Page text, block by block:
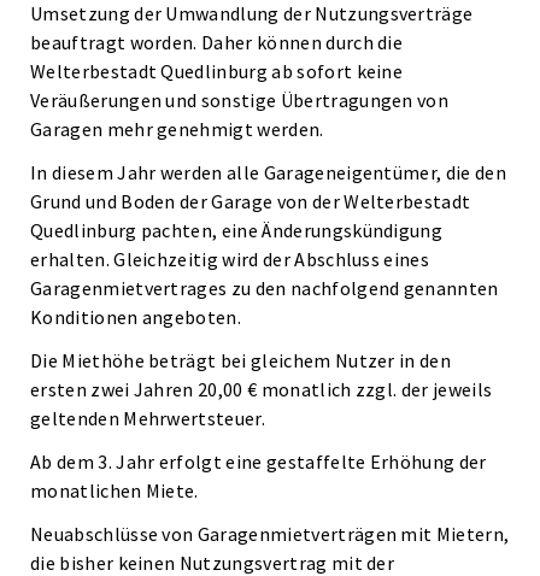
Umsetzung der Umwandlung der Nutzungsverträge
beauftragt worden. Daher können durch die
Welterbestadt Quedlinburg ab sofort keine
Veräußerungen und sonstige Übertragungen von
Garagen mehr genehmigt werden.
In diesem Jahr werden alle Garageneigentümer, die den
Grund und Boden der Garage von der Welterbestadt
Quedlinburg pachten, eine Änderungskündigung
erhalten. Gleichzeitig wird der Abschluss eines
Garagenmietvertrages zu den nachfolgend genannten
Konditionen angeboten.
Die Miethöhe beträgt bei gleichem Nutzer in den
ersten zwei Jahren 20,00 € monatlich zzgl. der jeweils
geltenden Mehrwertsteuer.
Ab dem 3. Jahr erfolgt eine gestaffelte Erhöhung der
monatlichen Miete.
Neuabschlüsse von Garagenmietverträgen mit Mietern,
die bisher keinen Nutzungsvertrag mit der